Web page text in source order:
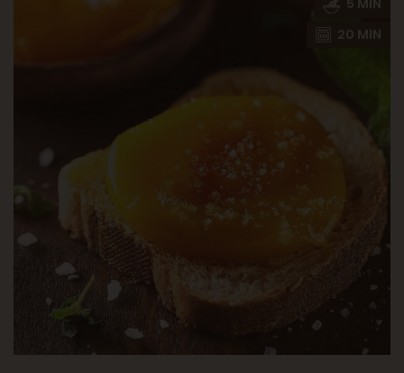
5 MIN
20 MIN